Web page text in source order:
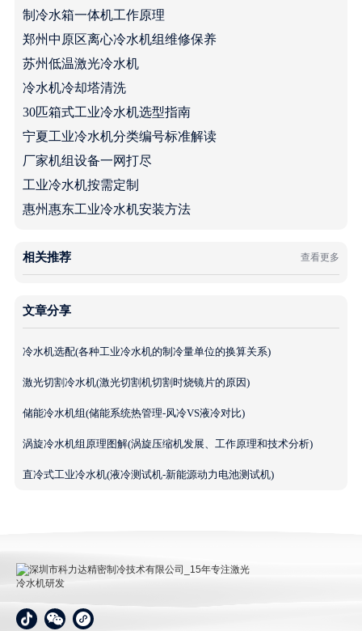
制冷水箱一体机工作原理
郑州中原区离心冷水机组维修保养
苏州低温激光冷水机
冷水机冷却塔清洗
30匹箱式工业冷水机选型指南
宁夏工业冷水机分类编号标准解读
厂家机组设备一网打尽
工业冷水机按需定制
惠州惠东工业冷水机安装方法
相关推荐 查看更多
文章分享
冷水机选配(各种工业冷水机的制冷量单位的换算关系)
激光切割冷水机(激光切割机切割时烧镜片的原因)
储能冷水机组(储能系统热管理-风冷VS液冷对比)
涡旋冷水机组原理图解(涡旋压缩机发展、工作原理和技术分析)
直冷式工业冷水机(液冷测试机-新能源动力电池测试机)
深圳市科力达精密制冷技术有限公司_15年专注激光冷
水机研发